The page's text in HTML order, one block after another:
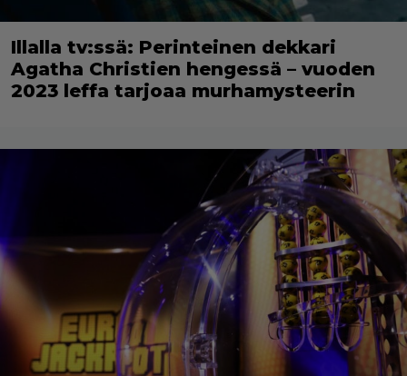
Illalla tv:ssä: Perinteinen dekkari
Agatha Christien hengessä – vuoden
2023 leffa tarjoaa murhamysteerin